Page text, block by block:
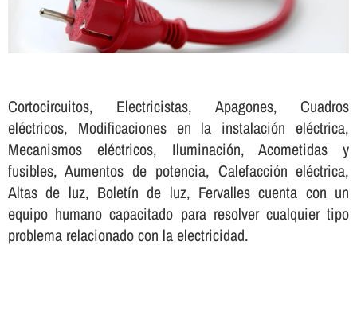
Cortocircuitos, Electricistas, Apagones, Cuadros
eléctricos, Modificaciones en la instalación eléctrica,
Mecanismos eléctricos, Iluminación, Acometidas y
fusibles, Aumentos de potencia, Calefacción eléctrica,
Altas de luz, Boletí­n de luz, Fervalles cuenta con un
equipo humano capacitado para resolver cualquier tipo
problema relacionado con la electricidad.